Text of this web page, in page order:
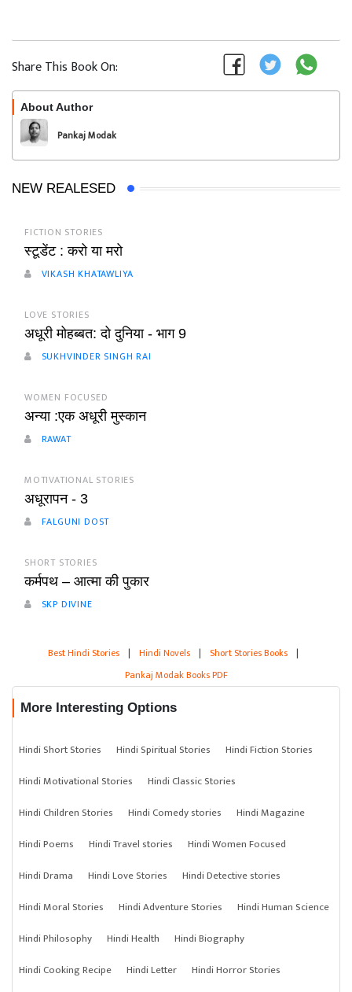
Share This Book On:
About Author
Pankaj Modak
NEW REALESED
FICTION STORIES
स्टूडेंट : करो या मरो
VIKASH KHATAWLIYA
LOVE STORIES
अधूरी मोहब्बत: दो दुनिया - भाग 9
SUKHVINDER SINGH RAI
WOMEN FOCUSED
अन्या :एक अधूरी मुस्कान
RAWAT
MOTIVATIONAL STORIES
अधूरापन - 3
FALGUNI DOST
SHORT STORIES
कर्मपथ – आत्मा की पुकार
SKP DIVINE
Best Hindi Stories | Hindi Novels | Short Stories Books |
Pankaj Modak Books PDF
More Interesting Options
Hindi Short Stories Hindi Spiritual Stories
Hindi Fiction Stories
Hindi Motivational Stories
Hindi Classic Stories
Hindi Children Stories
Hindi Comedy stories
Hindi Magazine
Hindi Poems
Hindi Travel stories
Hindi Women Focused
Hindi Drama
Hindi Love Stories
Hindi Detective stories
Hindi Moral Stories
Hindi Adventure Stories
Hindi Human Science
Hindi Philosophy
Hindi Health
Hindi Biography
Hindi Cooking Recipe
Hindi Letter
Hindi Horror Stories